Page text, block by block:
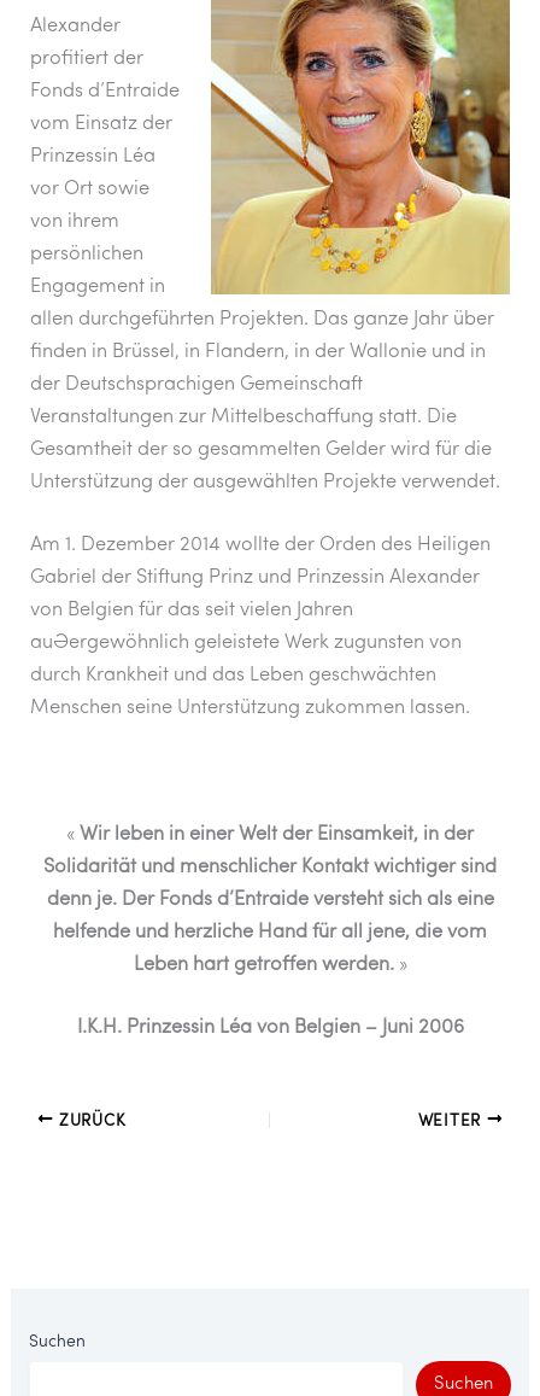
Alexander
profitiert der
Fonds d’Entraide
vom Einsatz der
Prinzessin Léa
vor Ort sowie
von ihrem
persönlichen
Engagement in
allen durchgeführten Projekten. Das ganze Jahr über
finden in Brüssel, in Flandern, in der Wallonie und in
der Deutschsprachigen Gemeinschaft
Veranstaltungen zur Mittelbeschaffung statt. Die
Gesamtheit der so gesammelten Gelder wird für die
Unterstützung der ausgewählten Projekte verwendet.
Am 1. Dezember 2014 wollte der Orden des Heiligen
Gabriel der Stiftung Prinz und Prinzessin Alexander
von Belgien für das seit vielen Jahren
außergewöhnlich geleistete Werk zugunsten von
durch Krankheit und das Leben geschwächten
Menschen seine Unterstützung zukommen lassen.
« Wir leben in einer Welt der Einsamkeit, in der
Solidarität und menschlicher Kontakt wichtiger sind
denn je. Der Fonds d’Entraide versteht sich als eine
helfende und herzliche Hand für all jene, die vom
Leben hart getroffen werden.»
I.K.H. Prinzessin Léa von Belgien – Juni 2006
ZURÜCK WEITER
Suchen
Suchen